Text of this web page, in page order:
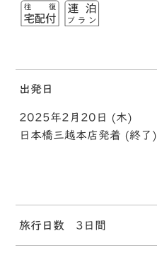
出発日
2025年2月20日 (木)
日本橋三越本店発着 (終了)
旅行日数 3日間